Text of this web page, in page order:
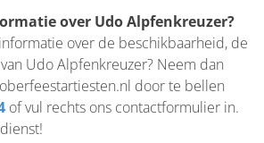
over Udo Alpfenkreuzer?
over de beschikbaarheid, de
Udo Alpfenkreuzer? Neem dan
door te bellen
of vul rechts ons contactformulier in.